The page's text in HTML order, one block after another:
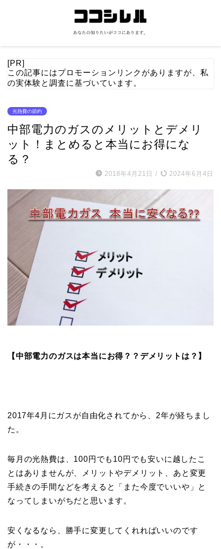
[PR]
この記事にはプロモーションリンクがありますが、私
の実体験と調査に基づいています。
光熱費の節約
中部電力のガスのメリットとデメリ
ット！まとめると本当にお得にな
る？
2018年4月21日 / 2024年6月4日
【中部電力のガスは本当にお得？？デメリットは？】
2017年4月にガスが自由化されてから、2年が経ちまし
た。
毎月の光熱費は、100円でも10円でも安いに越したこ
とはありませんが、メリットやデメリット、あと変更
手続きの手間などを考えると「また今度でいいや」と
なってしまいがちだと思います。
安くなるなら、勝手に変更してくれればいいのです
が・・・。